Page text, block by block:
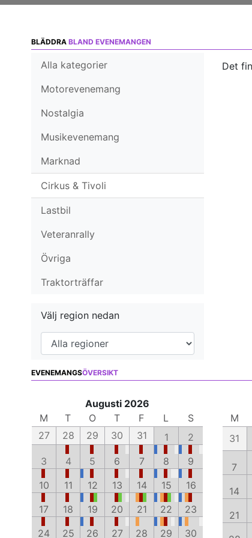
BLÄDDRA BLAND EVENEMANGEN
Alla kategorier
Motorevenemang
Nostalgia
Musikevenemang
Marknad
Cirkus & Tivoli
Lastbil
Veteranrally
Övriga
Traktorträffar
Välj region nedan
Det
EVENEMANGSÖVERSIKT
Augusti 2026
M
T O T F L
S
27
28 29 30 31 1
2
3
4 5 6 7 8
9
10
11 12 13 14 15
16
17
18 19 20 21 22
23
24
25 26 27 28 29 30
M
31
7
14
21